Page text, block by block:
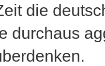
die
durchaus